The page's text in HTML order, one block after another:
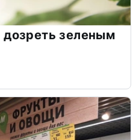
зеленым